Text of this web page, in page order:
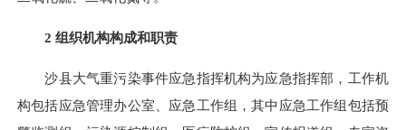
2 组织机构构成和职责
沙县大气重污染事件应急指挥机构为应急指挥部，工作机
构包括应急管理办公室、应急工作组，其中应急工作组包括预